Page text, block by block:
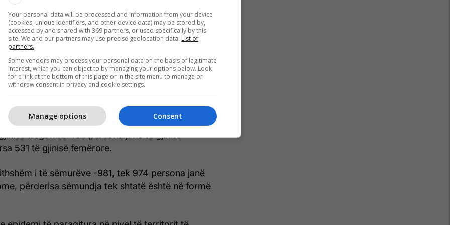
gushtin, në shtet janë regjiatruar gjithsej 981
me incidencë prej 53,4/100.000 banorë. Kjo
të numrit të të sëmurëve në raport me
– prej vitit 2019 deri në vitin 2023, kur
10 raste.
tregon se 450 persona janë të gjinisë
531 të gjinisë femërore.
i të sëmurëve -981, tek 974 persona janë
përderisa sëmundja tek shtatë është në formë
Your personal data will be processed and information from your device
(cookies, unique identifiers, and other device data) may be stored by,
accessed by and shared with 369 partners, or used specifically by this
site. We and our partners may use precise geolocation data. List of
partners.
Some vendors may process your personal data on the basis of legitimate
interest, which you can object to by managing your options below. Look
for a link at the bottom of this page or in the site menu to manage or
withdraw consent in privacy and cookie settings.
Consent
Manage options